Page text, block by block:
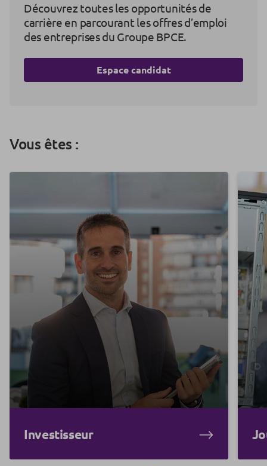
Découvrez toutes les opportunités de
carrière en parcourant les offres d’emploi
des entreprises du Groupe BPCE.
Espace candidat
Vous êtes :
Investisseur